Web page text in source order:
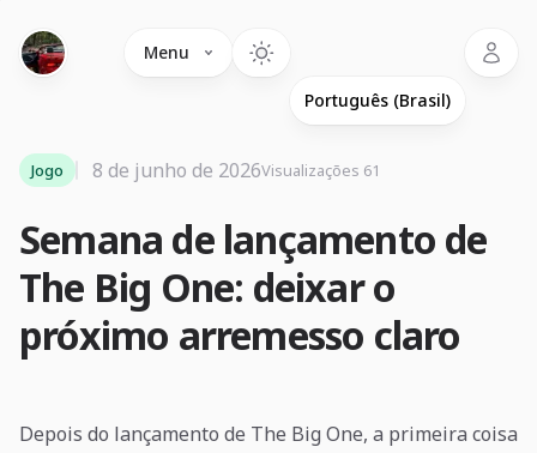
Menu
Semana de lançamento de
The Big One: deixar o
próximo arremesso claro
Jogo 8 de junho de 2026Visualizações 61
Depois do lançamento de The Big One, a primeira coisa